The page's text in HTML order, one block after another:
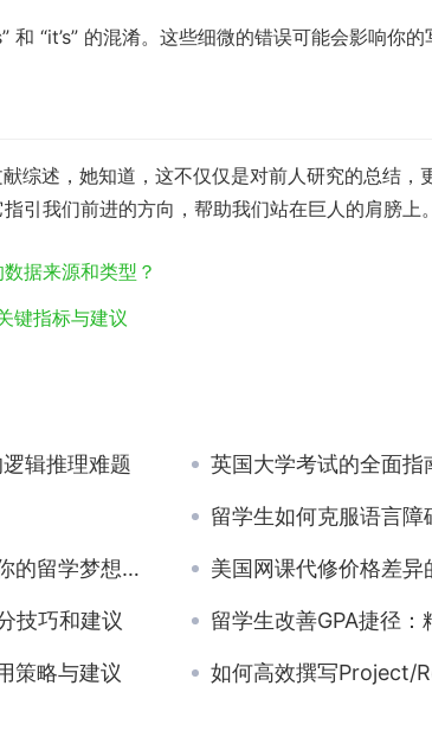
“it’s” 的混淆。这些细微的错误可能会影响你的
综述，她知道，这不仅仅是对前人研究的总结，
引我们前进的方向，帮助我们站在巨人的肩膀上。
据来源和类型？
键指标与建议
辑推理难题 英国大学考试的全面指南：了
留学生如何克服语言
与格式范文模板 美国网课代修价格差异
技巧和建议 留学生改善GPA捷径
策略与建议 如何高效撰写Project/